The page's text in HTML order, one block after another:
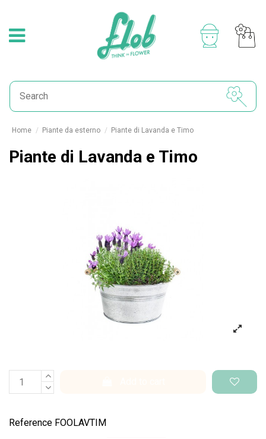
Home Piante da esterno Piante di Lavanda e Timo
Piante di Lavanda e Timo
Reference FOOLAVTIM